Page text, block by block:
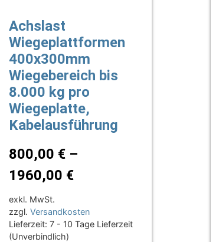
Achslast
Wiegeplattformen
400x300mm
Wiegebereich bis
8.000 kg pro
Wiegeplatte,
Kabelausführung
800,00 € –
1960,00 €
exkl. MwSt.
zzgl. Versandkosten
Lieferzeit: 7 - 10 Tage Lieferzeit
(Unverbindlich)